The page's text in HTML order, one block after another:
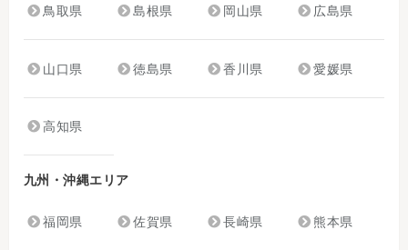
鳥取県 島根県 岡山県 広島県
山口県 徳島県 香川県 愛媛県
高知県
九州・沖縄エリア
福岡県 佐賀県 長崎県 熊本県